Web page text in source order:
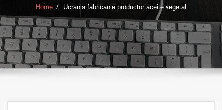
Home Ucrania fabricante productor aceite vegetal